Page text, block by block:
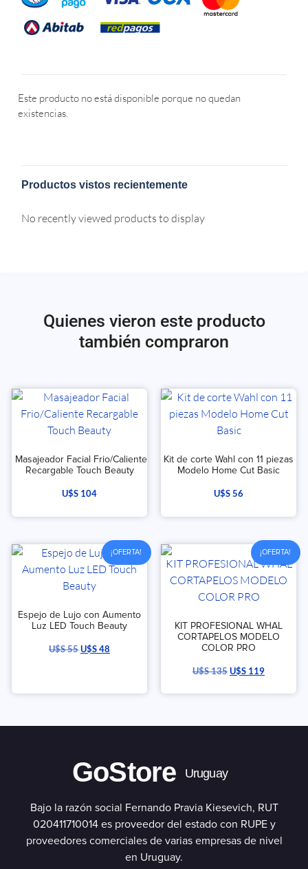
Este producto no está disponible porque no quedan
existencias.
Productos vistos recientemente
No recently viewed products to display
Quienes vieron este producto
también compraron
Masajeador Facial Frio/Caliente
Recargable Touch Beauty
U$S 104
Kit de corte Wahl con 11 piezas
Modelo Home Cut Basic
U$S56
¡OFERTA!
Espejo de Lujo con Aumento
Luz LED Touch Beauty
U$S55U$S48
¡OFERTA!
KIT PROFESIONAL WHAL
CORTAPELOS MODELO
COLOR PRO
U$S135U$S 119
GoStore Uruguay
Bajo la razón social Fernando Pravia Kiesevich, RUT
020411710014 es proveedor del estado con RUPE y
proveedores comerciales de varias empresas de nivel
en Uruguay.